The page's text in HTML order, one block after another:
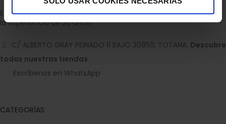
Empresa dedicada a la venta de accesorios para el hogar con
la experiencia de 36 años.
C/ ALBERTO GRAY PEINADO 11 BAJO 30850, TOTANA. Descubre
todas nuestras tiendas
Escríbenos en WhatsApp
CATEGORÍAS